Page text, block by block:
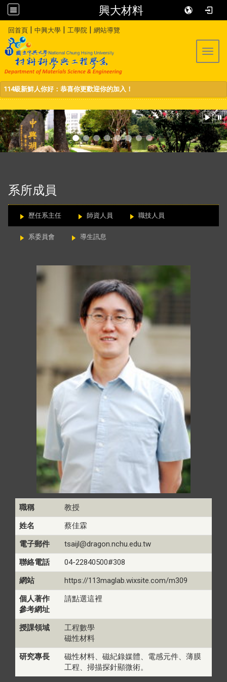
興大材料
回首頁 | 中興大學 | 工學院 | 網站導覽
114級新鮮人你好：恭喜你更歡迎你的加入！
系所成員
歷任系主任 師資人員 職技人員
系委員會 導生訊息
職稱
教授
姓名
蔡佳霖
電子郵件
tsaijl@dragon.nchu.edu.tw
聯絡電話
04-22840500#308
網站
https://113maglab.wixsite.com/m309
個人著作
參考網址
請點選這裡
授課領域
工程數學
磁性材料
研究專長
磁性材料、磁紀錄媒體、電感元件、薄膜
工程、掃描探針顯微術。